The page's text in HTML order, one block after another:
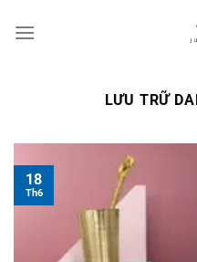
đến
LƯU TRỮ
18
Th6